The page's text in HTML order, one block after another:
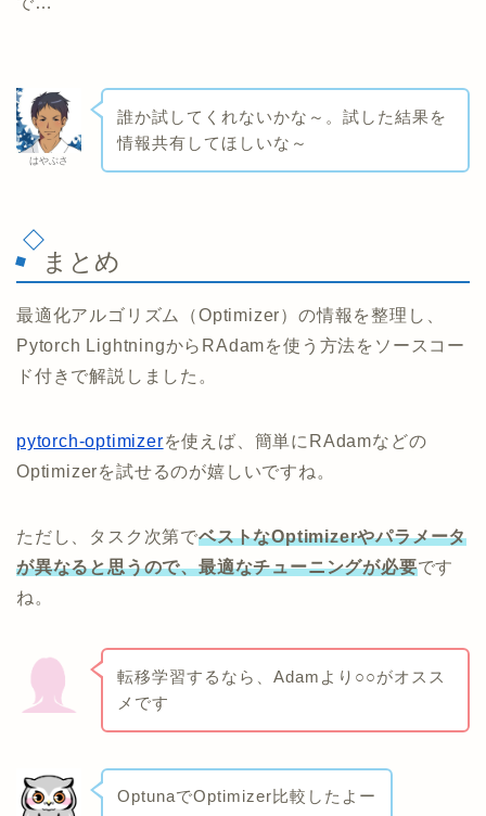
はやぶさ
誰か試してくれないかな～。試した結果を
情報共有してほしいな～
まとめ
最適化アルゴリズム（Optimizer）の情報を整理し、
Pytorch LightningからRAdamを使う方法をソースコー
ド付きで解説しました。
pytorch-optimizerを使えば、簡単にRAdamなどの
Optimizerを試せるのが嬉しいですね。
ただし、タスク次第でベストなOptimizerやパラメータ
が異なると思うので、最適なチューニングが必要です
ね。
転移学習するなら、Adamより○○がオスス
メです
OptunaでOptimizer比較したよー